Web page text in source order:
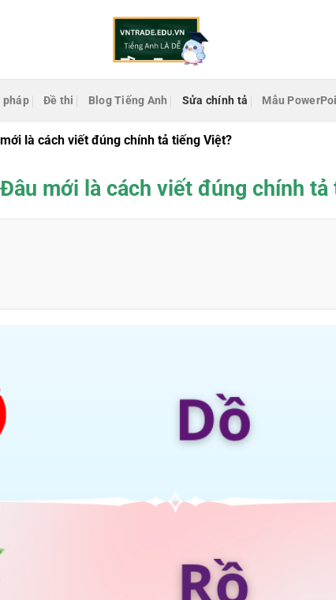
pháp Đề thi Blog Tiếng Anh Sửa chính tả Mẫu
là cách viết đúng chính tả tiếng Việt?
mới là cách viết đúng chính tả